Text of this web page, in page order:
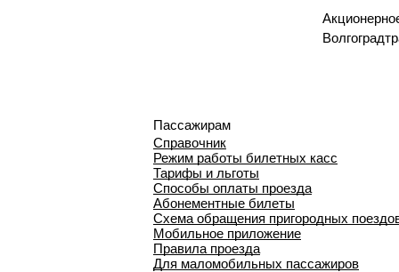
Пассажирам
Справочник
Режим работы билетных касс
Тарифы и льготы
Способы оплаты проезда
Абонементные билеты
Схема обращения пригородных
Мобильное приложение
Правила проезда
Для маломобильных пассажиров